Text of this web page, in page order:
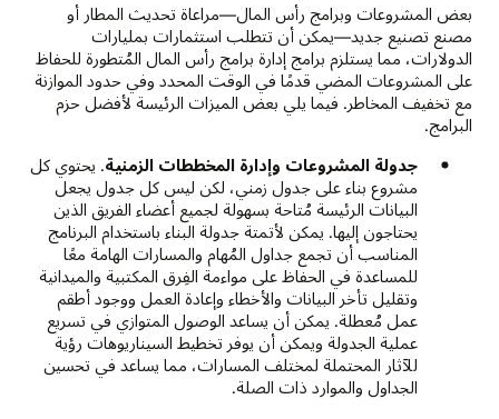
بعض المشروعات وبرامج رأس المال—مراعاة تحديث المطار أو
مصنع تصنيع جديد—يمكن أن تتطلب استثمارات بمليارات
الدولارات، مما يستلزم برامج إدارة برامج رأس المال المُتطورة للحفاظ
على المشروعات المضي قدمًا في الوقت المحدد وفي حدود الموازنة
مع تخفيف المخاطر. فيما يلي بعض الميزات الرئيسة لأفضل حزم
البرامج.
جدولة المشروعات وإدارة المخططات الزمنية. يحتوي كل
مشروع بناء على جدول زمني، لكن ليس كل جدول يجعل
البيانات الرئيسة مُتاحة بسهولة لجميع أعضاء الفريق الذين
يحتاجون إليها. يمكن لأتمتة جدولة البناء باستخدام البرنامج
المناسب أن تجمع جداول المُهام والمسارات الهامة معًا
للمساعدة في الحفاظ على مواءمة الفِرق المكتبية والميدانية
وتقليل تأخر البيانات والأخطاء وإعادة العمل ووجود أطقم
عمل مُعطلة. يمكن أن يساعد الوصول المتوازي في تسريع
عملية الجدولة ويمكن أن يوفر تخطيط السيناريوهات رؤية
للآثار المحتملة لمختلف المسارات، مما يساعد في تحسين
الجداول والموارد ذات الصلة.